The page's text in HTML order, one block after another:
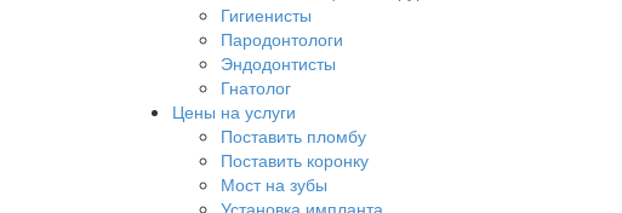
Гигиенисты
Пародонтологи
Эндодонтисты
Гнатолог
Цены на услуги
Поставить пломбу
Поставить коронку
Мост на зубы
Установка импланта